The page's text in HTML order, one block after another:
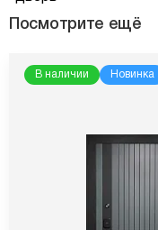
Посмотрите ещё
В наличии Новинка